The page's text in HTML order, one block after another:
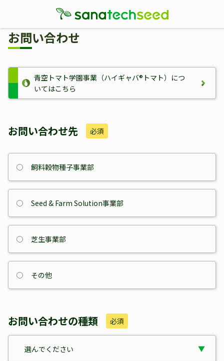
お問い合わせ
青空トマト学園事業（ハイギャバ®トマト）につ
いてはこちら
お問い合わせ先 必須
飼料穀物種子事業部
Seed & Farm Solution事業部
芝生事業部
その他
お問い合わせの種類 必須